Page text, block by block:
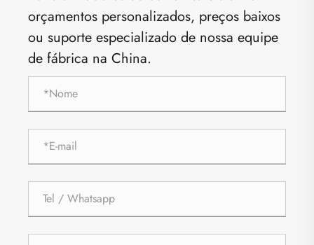
orçamentos personalizados, preços baixos
ou suporte especializado de nossa equipe
de fábrica na China.